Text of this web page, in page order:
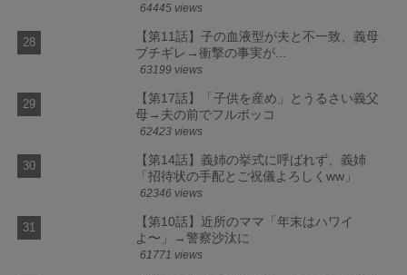
64445 views
【第11話】子の血液型が夫と不一致、義母
ブチギレ→衝撃の事実が...
63199 views
【第17話】「子供を産め」とうるさい義父
母→夫の前でフルボッコ
62423 views
【第14話】義姉の挙式に呼ばれず、義姉
「招待状の手配とご祝儀よろしくww」
62346 views
【第10話】近所のママ「年末はハワイ
よ〜」→警察沙汰に
61771 views